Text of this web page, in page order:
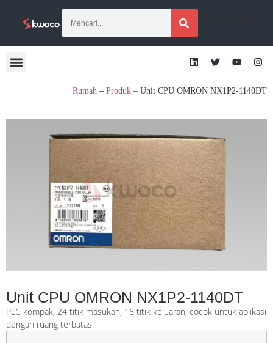
Rumah – Produk – Unit CPU OMRON NX1P2-1140DT
Unit CPU OMRON NX1P2-1140DT
PLC kompak, 24 titik masukan, 16 titik keluaran, cocok untuk aplikasi
dengan ruang terbatas.